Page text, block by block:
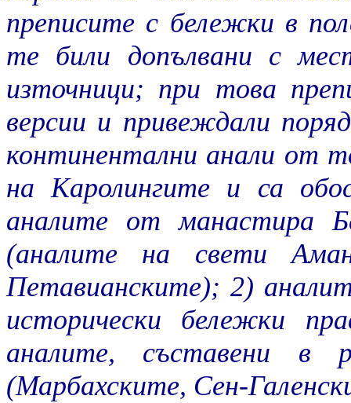
преписите с бележки в
те били допълвани с
източници; при това
версии и привеждали
континентални анали от
на Каролингите и са
аналите от манастира
(аналите на свети
Петавианските); 2)
исторически бележки
аналите, съставени в
(Марбахските, Сен-